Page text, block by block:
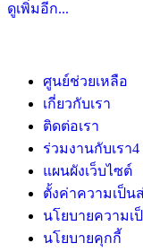
ดูเพิ่มอีก...
ศูนย์ช่วยเหลือ
เกี่ยวกับเรา
ติดต่อเรา
ร่วมงานกับเรา4
แผนผังเว็บไซต์
ตั้งค่าความเป็น
นโยบายความเ
นโยบายคุกกี้